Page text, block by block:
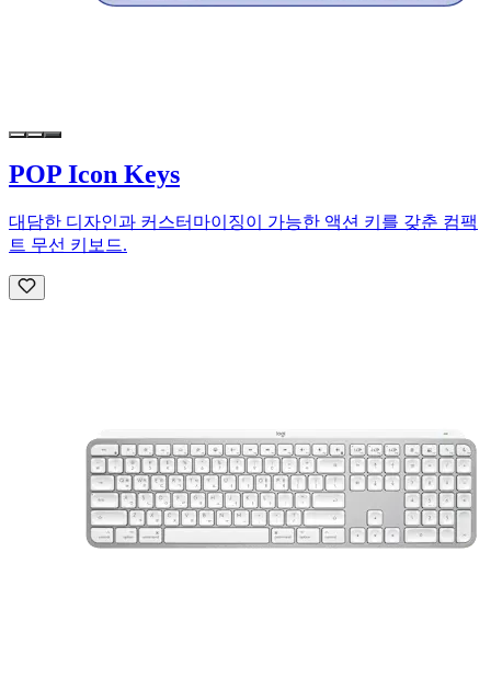
POP Icon Keys
대담한 디자인과 커스터마이징이 가능한 액션 키를 갖춘 컴팩
트 무선 키보드.